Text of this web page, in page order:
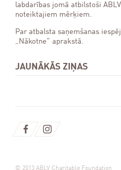
labdarības jomā atbilstoši
noteiktajiem mērķiem.
Par atbalsta saņemšanas
„Nākotne” aprakstā.
JAUNĀKĀS ZIŅAS
© 2013 ABLV Charitable Foundation